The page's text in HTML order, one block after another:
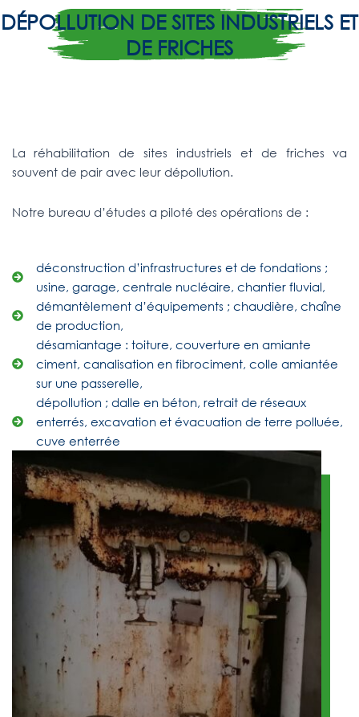
DÉPOLLUTION DE SITES INDUSTRIELS ET
DE FRICHES
La réhabilitation de sites industriels et de friches va
souvent de pair avec leur dépollution.
Notre bureau d’études a piloté des opérations de :
déconstruction d’infrastructures et de fondations ;
usine, garage, centrale nucléaire, chantier fluvial,
démantèlement d’équipements ; chaudière, chaîne
de production,
désamiantage : toiture, couverture en amiante
ciment, canalisation en fibrociment, colle amiantée
sur une passerelle,
dépollution ; dalle en béton, retrait de réseaux
enterrés, excavation et évacuation de terre polluée,
cuve enterrée